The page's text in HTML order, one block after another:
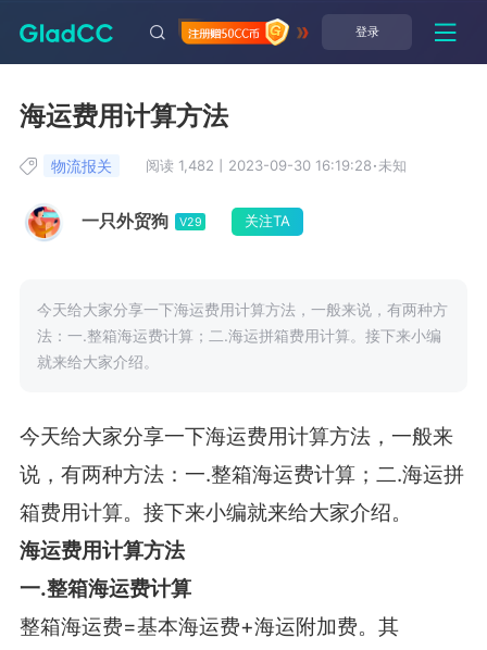
登录
海运费用计算方法
一只外贸狗 V29 关注TA
物流报关 阅读 1,482 2023-09-30 16:19:28·未知
今天给大家分享一下海运费用计算方法，一般来说，有两种方
法：一.整箱海运费计算；二.海运拼箱费用计算。接下来小编
就来给大家介绍。
今天给大家分享一下海运费用计算方法，一般来
说，有两种方法：一.整箱海运费计算；二.海运拼
箱费用计算。接下来小编就来给大家介绍。
海运费用计算方法
一.整箱海运费计算
整箱海运费=基本海运费+海运附加费。其